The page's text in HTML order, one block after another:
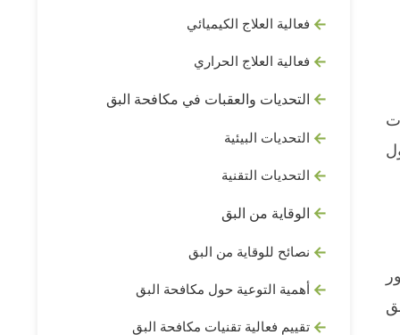
فعالية العلاج الكيميائي
فعالية العلاج الحراري
التحديات والعقبات في مكافحة البق
التحديات البيئية
التحديات التقنية
الوقاية من البق
نصائح للوقاية من البق
أهمية التوعية حول مكافحة البق
تقييم فعالية تقنيات مكافحة البق